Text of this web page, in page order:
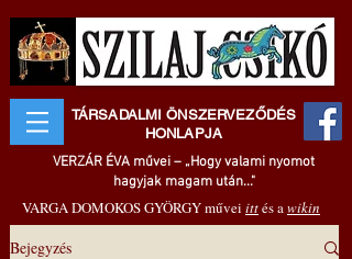
TÁRSADALMI ÖNSZERVEZŐDÉS
HONLAPJA
VERZÁR ÉVA művei – „Hogy valami nyomot
hagyjak magam után..."
VARGA DOMOKOS GYÖRGY művei ittés awikin
Bejegyzés